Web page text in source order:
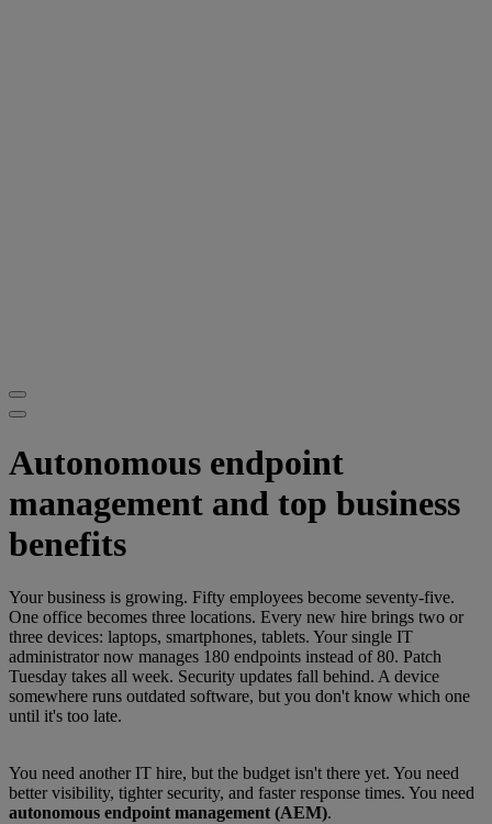
Autonomous endpoint
management and top business
benefits
Your business is growing. Fifty employees become seventy-five.
One office becomes three locations. Every new hire brings two or
three devices: laptops, smartphones, tablets. Your single IT
administrator now manages 180 endpoints instead of 80. Patch
Tuesday takes all week. Security updates fall behind. A device
somewhere runs outdated software, but you don't know which one
until it's too late.
You need another IT hire, but the budget isn't there yet. You need
better visibility, tighter security, and faster response times. You need
autonomous endpoint management (AEM).